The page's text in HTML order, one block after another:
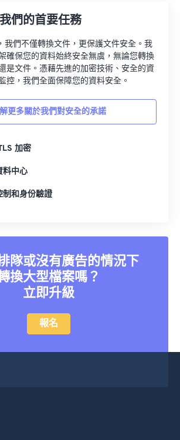
們的首要任務
我們不僅轉換文件，更保護文件安全。我
確保您的資料始終安全無虞，無論您轉換
是文件。憑藉先進的加密技術、安全的資
控，我們全面保障您的資料安全。
更多關於我們對安全的承諾
加密
料中心
制和身份驗證
隊或沒有廣告的情況下
換大型檔案嗎？
立即升級
報名